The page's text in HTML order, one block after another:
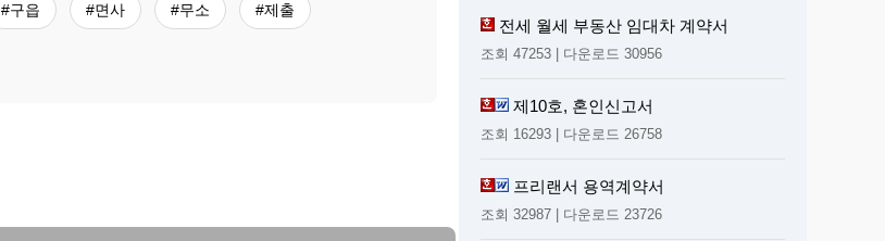
#구읍 #면사 #무소 #제출
전세 월세 부동산 임대차 계약서
조회 47253 | 다운로드 30956
제10호, 혼인신고서
조회 16293 | 다운로드 26758
프리랜서 용역계약서
조회 32987 | 다운로드 23726